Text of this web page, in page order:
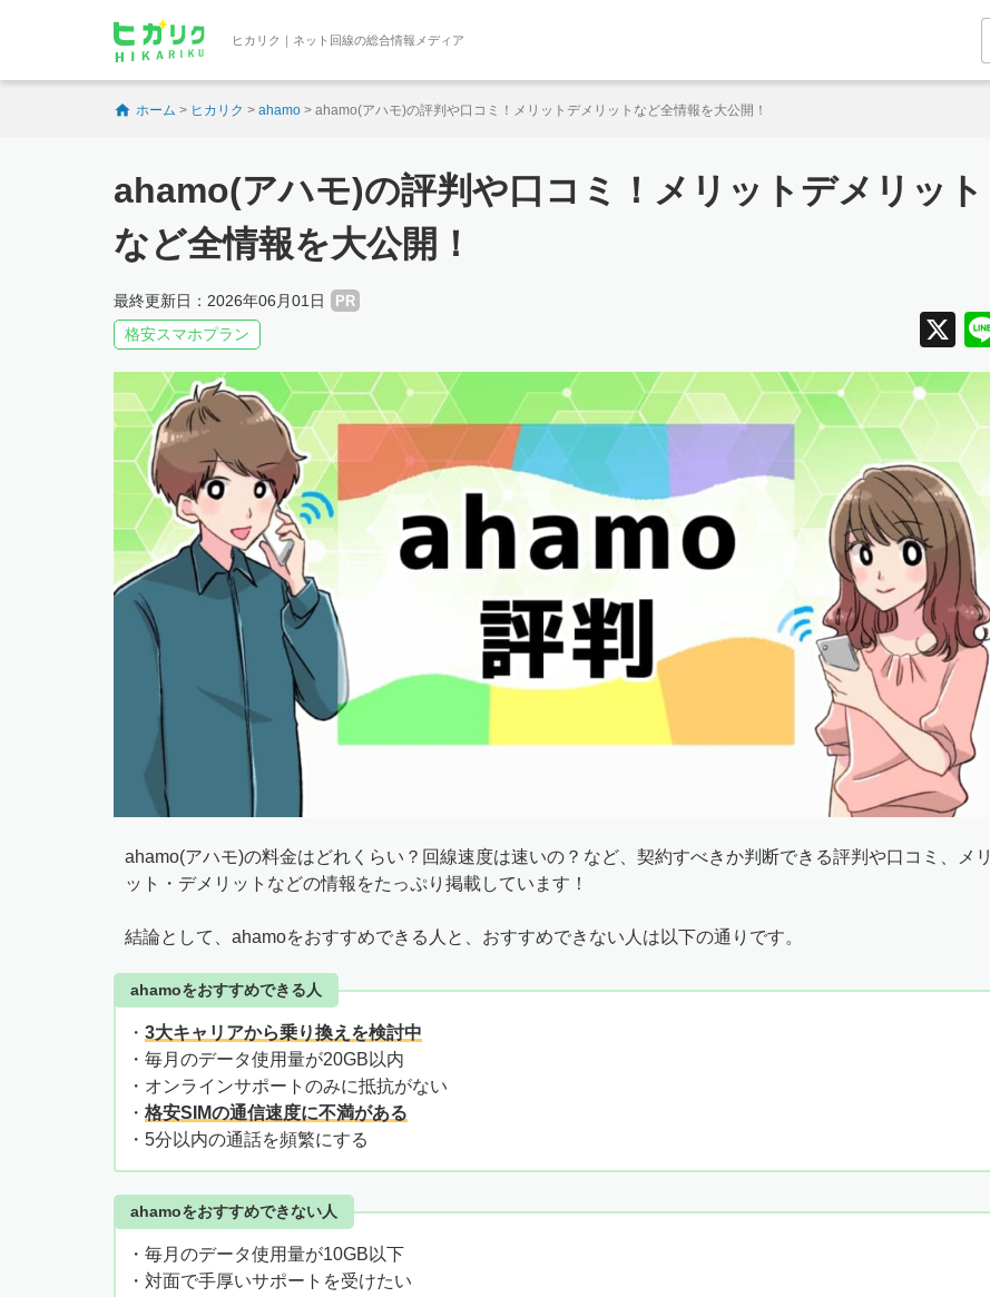
ヒカリク｜ネット回線の総合情報メディア
ホーム > ヒカリク > ahamo > ahamo(アハモ)の評判や口コミ！メリットデメリットなど全情報を大公開！
ahamo(アハモ)の評判や口コミ！メリットデメリット
など全情報を大公開！
最終更新日：2026年06月01日 PR
X
格安スマホプラン
ahamo(アハモ)の料金はどれくらい？回線速度は速いの？など、契約すべきか判断できる評判や口コミ、メリ
ット・デメリットなどの情報をたっぷり掲載しています！
結論として、ahamoをおすすめできる人と、おすすめできない人は以下の通りです。
ahamoをおすすめできる人
・ 3大キャリアから乗り換えを検討中
・毎月のデータ使用量が20GB以内
・オンラインサポートのみに抵抗がない
・ 格安SIMの通信速度に不満がある
・5分以内の通話を頻繁にする
ahamoをおすすめできない人
・毎月のデータ使用量が10GB以下
・対面で手厚いサポートを受けたい